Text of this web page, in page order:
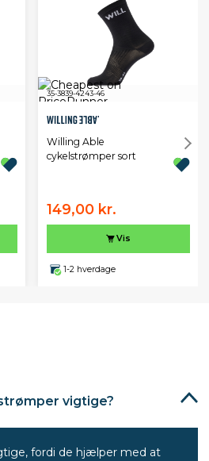
35-3839-4243-46
Willing Able
cykelstrømper sort
149,00 kr.
Vis
1-2 hverdage
vigtige?
fordi de hjælper med at